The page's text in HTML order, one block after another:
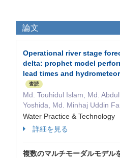
論文
Operational river stage
delta: prophet model
lead times and
査読
Md. Touhidul Islam, Md.
Yoshida, Md. Minhaj Uddin
Water Practice & Technology
詳細を見る
複数のマルチモーダルモデル